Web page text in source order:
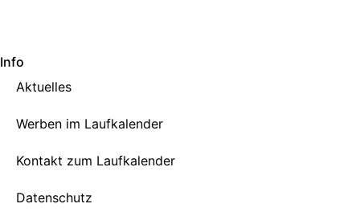
Info
Aktuelles
Werben im Laufkalender
Kontakt zum Laufkalender
Datenschutz